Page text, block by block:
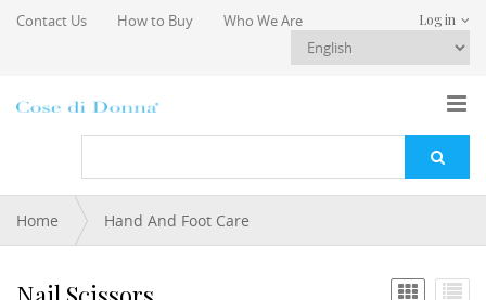
Skip to main content
Contact Us How to Buy Who We Are Log in
You are here
Home Hand And Foot Care